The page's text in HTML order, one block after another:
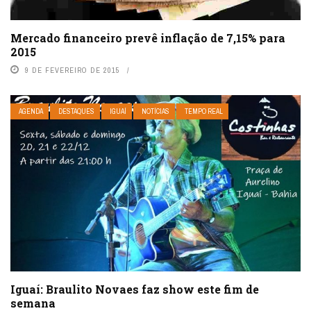
Mercado financeiro prevê inflação de 7,15% para
2015
9 DE FEVEREIRO DE 2015
AGENDA DESTAQUES IGUAÍ NOTÍCIAS TEMPO REAL
Iguaí: Braulito Novaes faz show este fim de
semana